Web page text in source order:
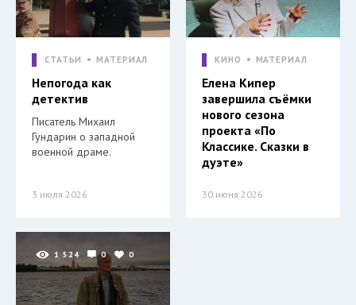
СТАТЬИ МАТЕРИАЛ
Непогода как
детектив
Писатель Михаил
Гундарин о западной
военной драме.
3 июля 2026
КИНО МАТЕРИАЛ
Елена Кипер
завершила съёмки
нового сезона
проекта «По
Классике. Сказки в
дуэте»
30 июня 2026
1 524 0 0